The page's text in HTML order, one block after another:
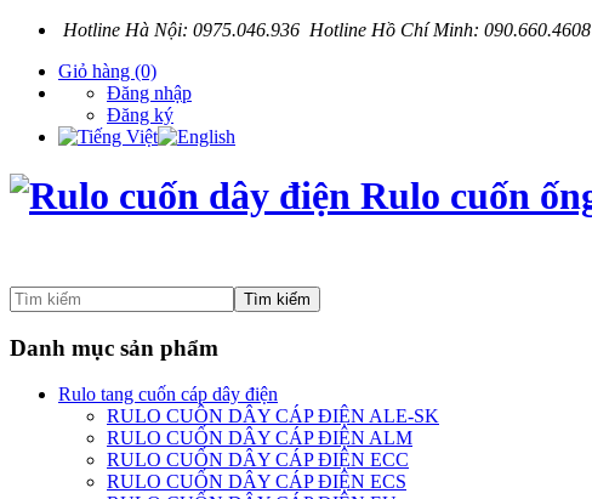
Hotline Hà Nội: 0975.046.936 Hotline Hồ Chí Minh: 090.660.4608
Giỏ hàng (0)
Đăng nhập
Đăng ký
Tìm kiếm
Danh mục sản phẩm
Rulo tang cuốn cáp dây điện
RULO CUÔN DÂY CÁP ĐIỆN ALE-SK
RULO CUỐN DÂY CÁP ĐIỆN ALM
RULO CUỐN DÂY CÁP ĐIỆN ECC
RULO CUỐN DÂY CÁP ĐIỆN ECS